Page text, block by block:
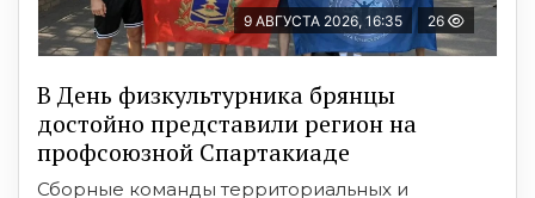
9 АВГУСТА 2026, 16:35 26
В День физкультурника брянцы
достойно представили регион на
профсоюзной Спартакиаде
Сборные команды территориальных и